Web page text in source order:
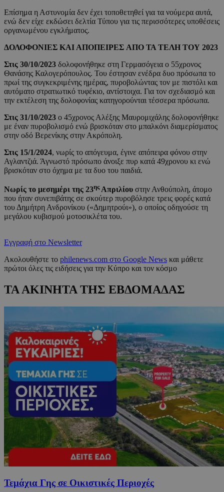
Επίσημα η Αστυνομία δεν έχει τοποθετηθεί για τα νούμερα αυτά,
ενώ δεν είχε εκδώσει δελτία Τύπου για τις περισσότερες υποθέσεις
οργανωμένου εγκλήματος.
ΔΟΛΟΦΟΝΙΕΣ ΚΑΙ ΑΠΟΠΕΙΡΕΣ ΑΠΟ ΤΑ ΤΕΛΗ ΤΟΥ 2023
Στις 30/10/2023 δολοφονήθηκε στη Γερμασόγεια ο 55χρονος
Θανάσης Καλογερόπουλος. Του έστησαν ενέδρα δυο πρόσωπα το
πρωί της συγκεκριμένης ημέρας, πυροβολώντας τον με πιστόλι και
αυτόματο στρατιωτικό τυφέκιο, αντίστοιχα. Για τον σχεδιασμό και
την εκτέλεση της δολοφονίας κατηγορούνται τέσσερα πρόσωπα.
Στις 31/10/2023 ο 45χρονος Αλέξης Μαυρομιχάλης δολοφονήθηκε
με έναν πυροβολισμό ενώ βρισκόταν στο μπαλκόνι διαμερίσματος
στην οδό Βερενίκης στην Ακρόπολη.
Στις 15/1/2024, νωρίς το απόγευμα, έγινε απόπειρα φόνου στην
Αγλαντζιά. Άγνωστό πρόσωπο άνοιξε πυρ κατά 49χρονου κι ενώ
βρισκόταν στο όχημα με τα δυο του παιδιά.
Νωρίς το μεσημέρι της 23ηςΑπριλίου στην Ανθούπολη, άτομο
που ήταν συνεπιβάτης σε σκούτερ πυροβόλησε τρεις φορές κατά
του Δημήτρη Ανδρονίκου («Δημητρούι»), ο οποίος οδηγούσε τη
μεγάλου κυβισμού μοτοσικλέτα του.
Εγγραφή στο Newsletter
Ακολουθήστε το philenews.com στο Google News και μάθετε
πρώτοι όλες τις ειδήσεις για την Κύπρο και τον κόσμο
ΤΑ ΑΚΙΝΗΤΑ ΤΗΣ ΕΒΔΟΜΑΔΑΣ
Τεμάχια Γης σε Οικιστικές Περιοχές